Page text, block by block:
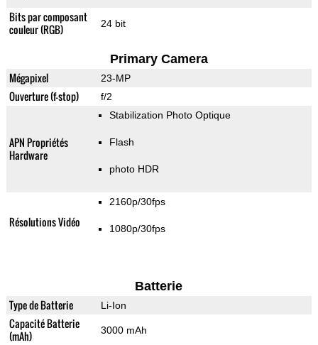
Bits par composant
couleur (RGB)
24 bit
Primary Camera
Mégapixel 23-MP
Ouverture (f-stop) f/2
APN Propriétés
Hardware
Stabilization Photo Optique
Flash
photo HDR
Résolutions Vidéo
2160p/30fps
1080p/30fps
Batterie
Type de Batterie Li-Ion
Capacité Batterie
(mAh)
3000 mAh